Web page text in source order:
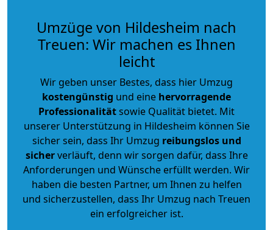
Umzüge von Hildesheim nach
Treuen: Wir machen es Ihnen
leicht
Wir geben unser Bestes, dass hier Umzug
kostengünstig und eine hervorragende
Professionalitätsowie Qualität bietet. Mit
unserer Unterstützung in Hildesheim können Sie
sicher sein, dass Ihr Umzug reibungslos und
sicherverläuft, denn wir sorgen dafür, dass Ihre
Anforderungen und Wünsche erfüllt werden. Wir
haben die besten Partner, um Ihnen zu helfen
und sicherzustellen, dass Ihr Umzug nach Treuen
ein erfolgreicher ist.